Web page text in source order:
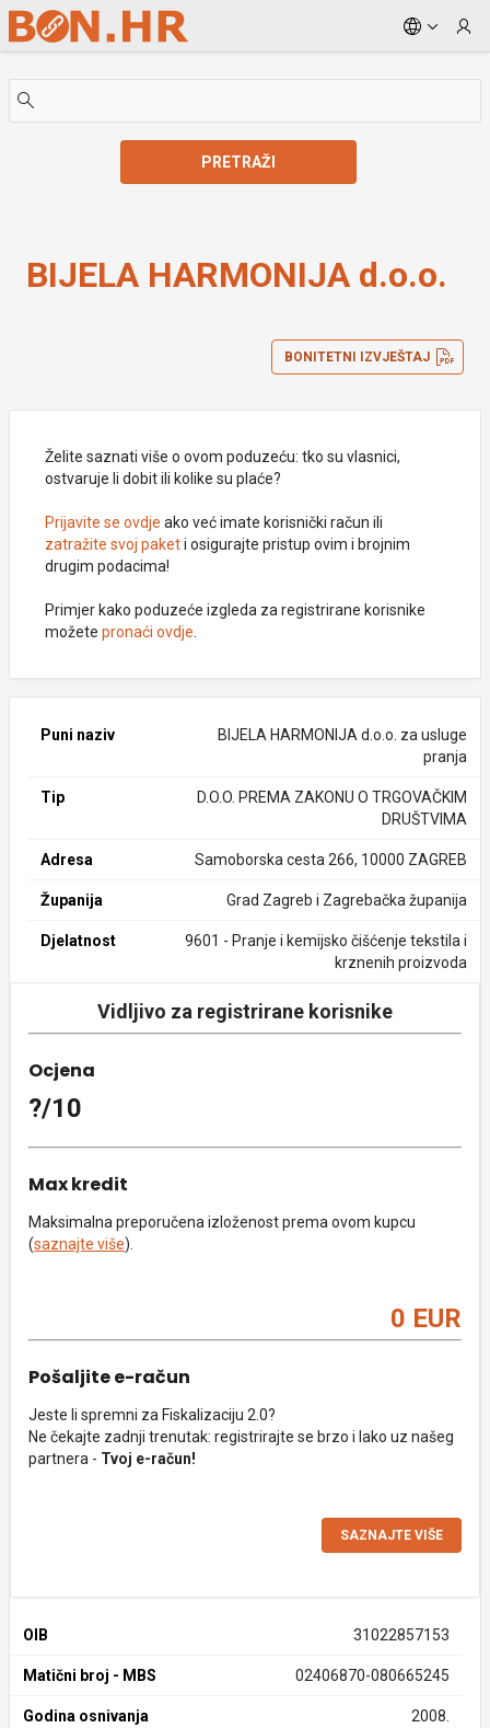
Skip to Main Content
PRETRAŽI
BIJELA HARMONIJA d.o.o.
BONITETNI IZVJEŠTAJ
Želite saznati više o ovom poduzeću: tko su vlasnici,
ostvaruje li dobit ili kolike su plaće?
Prijavite se ovdje ako već imate korisnički račun ili
zatražite svoj paketi osigurajte pristup ovim i brojnim
drugim podacima!
Primjer kako poduzeće izgleda za registrirane korisnike
možete pronaći ovdje
Puni naziv
BIJELA HARMONIJA d.o.o. za usluge
pranja
Tip
D.O.O. PREMA ZAKONU O TRGOVAČKIM
DRUŠTVIMA
Adresa Samoborska cesta 266, 10000 ZAGREB
Županija Grad Zagreb i Zagrebačka županija
Djelatnost
9601 - Pranje i kemijsko čišćenje tekstila i
krznenih proizvoda
Vidljivo za registrirane korisnike
Ocjena
?/10
Max kredit
Maksimalna preporučena izloženost prema ovom kupcu
(saznajte više).
0 EUR
Pošaljite e-račun
Jeste li spremni za Fiskalizaciju 2.0?
Ne čekajte zadnji trenutak: registrirajte se brzo i lako uz našeg
partnera - Tvoj e-račun!
SAZNAJTE VIŠE
OIB 31022857153
Matični broj - MBS 02406870-080665245
Godina osnivanja 2008.